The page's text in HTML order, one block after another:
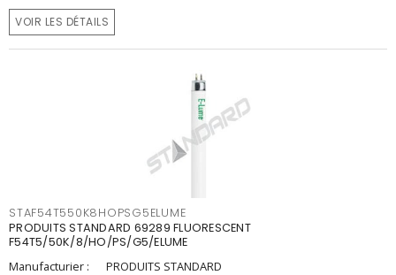
VOIR LES DÉTAILS
STAF54T550K8HOPSG5ELUME
PRODUITS STANDARD 69289 FLUORESCENT
F54T5/50K/8/HO/PS/G5/ELUME
Manufacturier :
PRODUITS STANDARD